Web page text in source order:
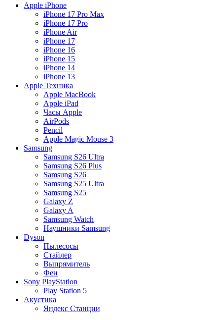
Apple iPhone
iPhone 17 Pro Max
iPhone 17 Pro
iPhone Air
iPhone 17
iPhone 16
iPhone 15
iPhone 14
iPhone 13
Apple Техника
Apple MacBook
Apple iPad
Часы Apple
AirPods
Pencil
Apple Magic Mouse 3
Samsung
Samsung S26 Ultra
Samsung S26 Plus
Samsung S26
Samsung S25 Ultra
Samsung S25
Galaxy Z
Galaxy A
Samsung Watch
Наушники Samsung
Dyson
Пылесосы
Стайлер
Выпрямитель
Фен
Sony PlayStation
Play Station 5
Акустика
Яндекс Станции